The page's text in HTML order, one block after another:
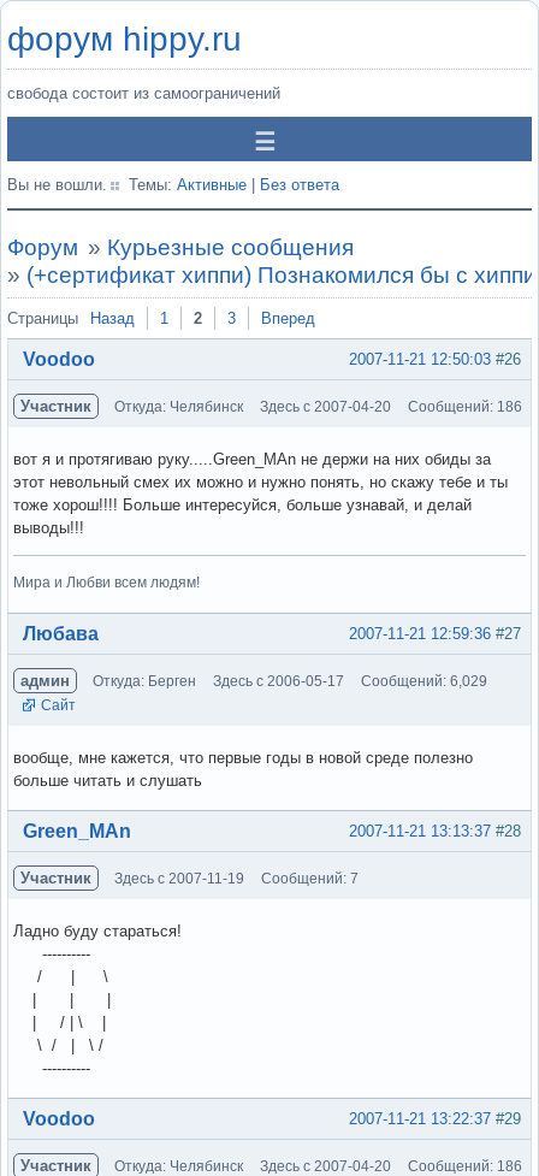
форум hippy.ru
свобода состоит из самоограничений
Вы не вошли. Темы: Активные Без ответа
Форум » Курьезные сообщения
» (+сертификат хиппи) Познакомился бы с
Страницы Назад 1 2 3 Вперед
#26
2007-11-21 12:50:03
Voodoo
Участник Откуда: Челябинск Здесь с 2007-04-20 Сообщений: 186
вот я и протягиваю руку.....Green_MAn не держи на них обиды за
этот невольный смех их можно и нужно понять, но скажу тебе и ты
тоже хорош!!!! Больше интересуйся, больше узнавай, и делай
выводы!!!
Мира и Любви всем людям!
Вне форума #27
2007-11-21 12:59:36
Любава
админ Откуда: Берген Здесь с 2006-05-17
Сообщений: 6,029
Сайт
вообще, мне кажется, что первые годы в новой среде полезно
больше читать и слушать
Вне форума #28
2007-11-21 13:13:37
Green_MAn
Участник Здесь с 2007-11-19 Сообщений: 7
Ладно буду стараться!
----------
/ | \
| / | \ |
\ / | \ /
----------
Вне форума #29
2007-11-21 13:22:37
Voodoo
Участник Откуда: Челябинск Здесь с 2007-04-20 Сообщений: 186